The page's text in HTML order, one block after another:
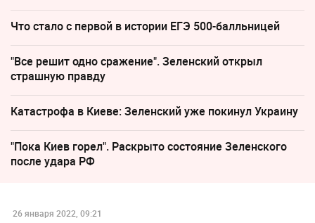
Что стало с первой в истории ЕГЭ 500-балльницей
"Все решит одно сражение". Зеленский открыл
страшную правду
Катастрофа в Киеве: Зеленский уже покинул Украину
"Пока Киев горел". Раскрыто состояние Зеленского
после удара РФ
26 января 2022, 09:21